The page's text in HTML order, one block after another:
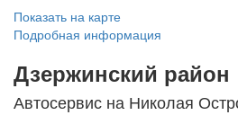
Показать на карте
Подробная информация
Дзержинский район
Автосервис на Николая